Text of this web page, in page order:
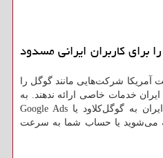
کاربران ایرانی مسدود
شرکت‌هایی مانند گوگل را
خدمات خاصی ارائه ندهند. به
به گوگل‌کلاود یاGoogle Ads
می‌شوید یا حساب شما به سرعت